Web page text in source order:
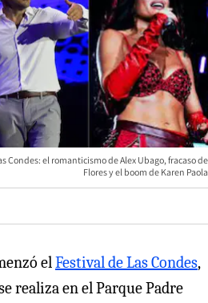
Condes: el romanticismo de Alex Ubago, fracaso de
Flores y el boom de Karen Paola
elFestival de Las Condes,
realiza en el Parque Padre